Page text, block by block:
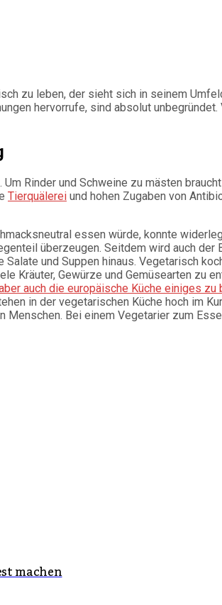
zu leben, der sieht sich in seinem
hervorrufe, sind absolut
Rinder und Schweine zu mästen
Tierquälerei und hohen Zugaben von
essen würde, konnte
überzeugen. Seitdem wird auch
und Suppen hinaus. Vegetarisch
Kräuter, Gewürze und Gemüsearten zu
auch die europäische Küche einiges zu
in der vegetarischen Küche hoch im
Bei einem Vegetarier zum
machen